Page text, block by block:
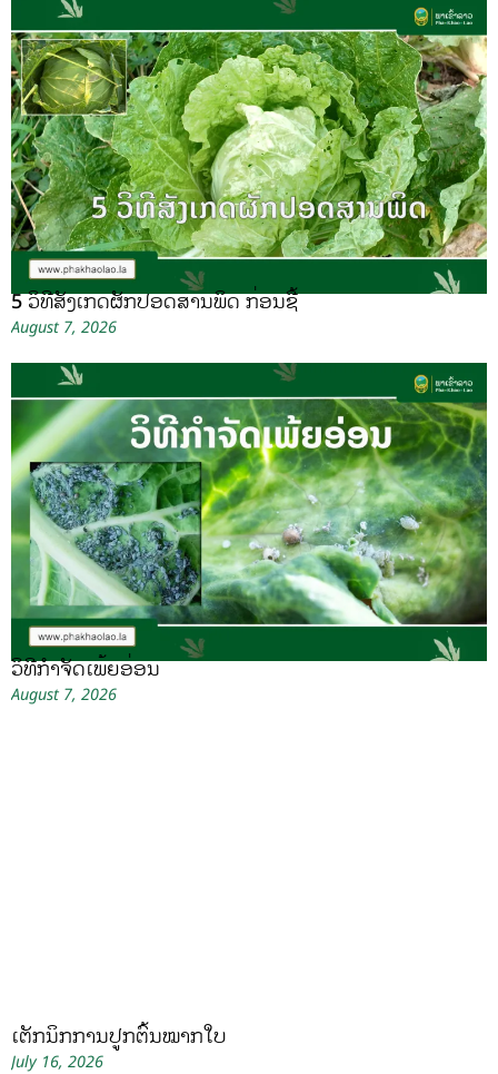
5 ວິທີສັງເກດຜັກປອດສານພິດ ກ່ອນຊື້
August 7, 2026
ວິທີກໍາຈັດເພ້ຍອ່ອນ
August 7, 2026
ເຕັກນິກການປູກຕົ້ນໝາກໃບ
July 16, 2026